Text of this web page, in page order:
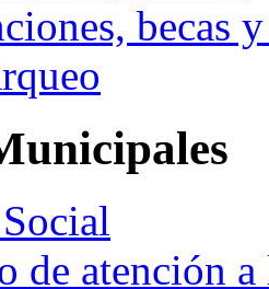
becas
de atención